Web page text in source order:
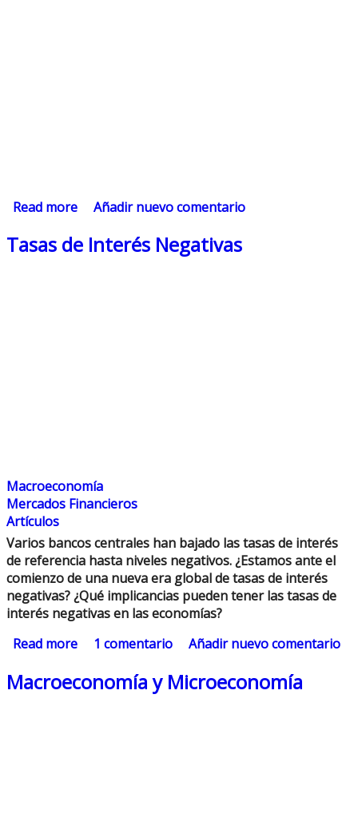
Read more about PIB
Añadir nuevo comentario
Tasas de Interés Negativas
Macroeconomía
Mercados Financieros
Artículos
Varios bancos centrales han bajado las tasas de interés
de referencia hasta niveles negativos.¿Estamos ante el
comienzo de una nueva era global de tasas de interés
negativas?¿Qué implicancias pueden tener las tasas de
interés negativas en las economías?
Read more about Tasas de Interés Negativas
1 comentario Añadir nuevo comentario
Macroeconomía y Microeconomía